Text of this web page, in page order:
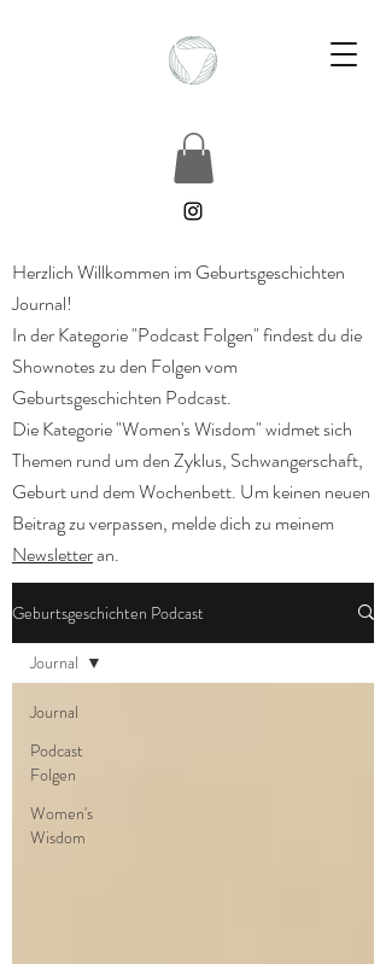
Herzlich Willkommen im Geburtsgeschichten
Journal!
In der Kategorie "Podcast Folgen" findest du die
Shownotes zu den Folgen vom
Geburtsgeschichten Podcast.
Die Kategorie "Women's Wisdom" widmet sich
Themen rund um den Zyklus, Schwangerschaft,
Geburt und dem Wochenbett. Um keinen neuen
Beitrag zu verpassen, melde dich zu meinem
Newsletteran.
Geburtsgeschichten Podcast
Journal
Podcast
Folgen
Women's
Wisdom
Journal